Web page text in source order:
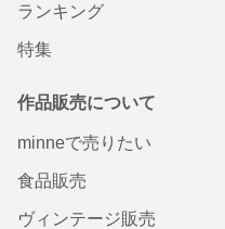
ランキング
特集
作品販売について
minneで売りたい
食品販売
ヴィンテージ販売